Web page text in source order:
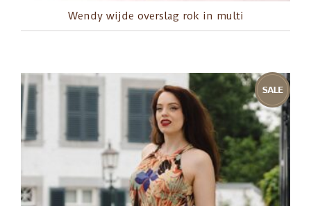
Wendy wijde overslag rok in multi